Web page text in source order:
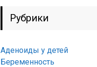
Рубрики
Аденоиды у детей
Беременность